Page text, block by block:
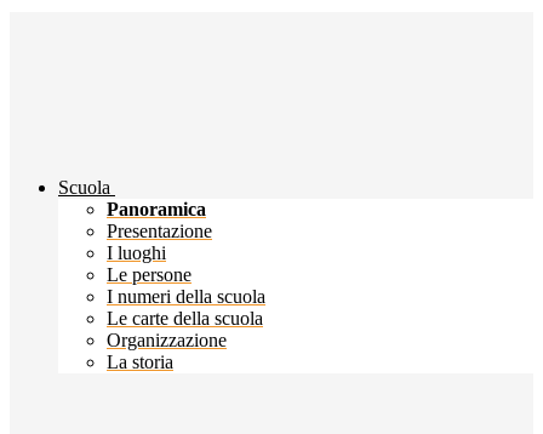
Scuola
Panoramica
Presentazione
I luoghi
Le persone
I numeri della scuola
Le carte della scuola
Organizzazione
La storia